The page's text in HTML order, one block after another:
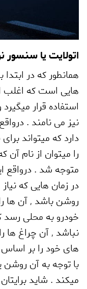
اتولایت یا
همانطور که در
هایی است که اغلب
استفاده قرار
نیز می نامند .
دارد که میتواند
را میتوان از نام
متوجه شد . درواقع
در زمان هایی که
روشن باشد ,آن ها
خودرو به محلی رسد
نباشد ,آن چراغ ها
های خود را بر
با توجه به آن روشن
میکند . شاید